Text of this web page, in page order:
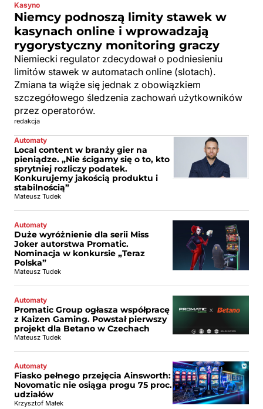
Kasyno
Niemcy podnoszą limity stawek w
kasynach online i wprowadzają
rygorystyczny monitoring graczy
Niemiecki regulator zdecydował o podniesieniu
limitów stawek w automatach online (slotach).
Zmiana ta wiąże się jednak z obowiązkiem
szczegółowego śledzenia zachowań użytkowników
przez operatorów.
redakcja
Automaty
Local content w branży gier na
pieniądze. „Nie ścigamy się o to, kto
sprytniej rozliczy podatek.
Konkurujemy jakością produktu i
stabilnością”
Mateusz Tudek
Automaty
Duże wyróżnienie dla serii Miss
Joker autorstwa Promatic.
Nominacja w konkursie „Teraz
Polska”
Mateusz Tudek
Automaty
Promatic Group ogłasza współpracę
z Kaizen Gaming. Powstał pierwszy
projekt dla Betano w Czechach
Mateusz Tudek
Automaty
Fiasko pełnego przejęcia Ainsworth:
Novomatic nie osiąga progu 75 proc.
udziałów
Krzysztof Małek